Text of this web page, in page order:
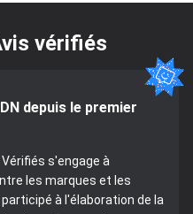
vérifiés
depuis le premier
s'engage à
les marques et les
à l'élaboration de la